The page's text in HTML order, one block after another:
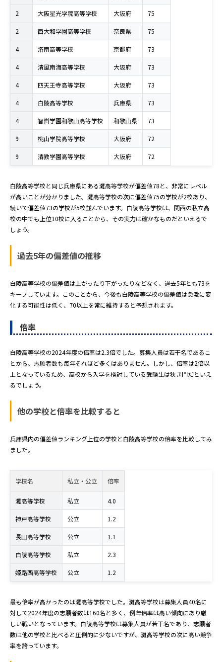
2 大阪星光学院高等学校 大阪府 75
2 西大和学園高等学校 奈良県 75
4 洛南高等学校 京都府 73
4 清風南海高等学校 大阪府 73
4 四天王寺高等学校 大阪府 73
4 白陵高等学校 兵庫県 73
4 智辯学園和歌山高等学校 和歌山県 73
9 桃山学院高等学校 大阪府 72
9 清教学園高等学校 大阪府 72
白陵高等学校と同じ兵庫県にある灘高等学校が偏差値78と、非常にレベル
が高いことが分かりました。灘高等学校の次に偏差値75の学校が2校あり、
続いて偏差値73の学校が5校並んでいます。白陵高等学校は、関西の私立高
校の中でも上位10校に入ることから、その実力は確かなものだといえるで
しょう。
過去5年の偏差値の推移
白陵高等学校の偏差値は上がったり下がったりなどなく、過去5年とも73を
キープしています。このことから、今後も白陵高等学校の偏差値は急激に変
化する可能性は低く、70以上を常に維持すると予想されます。
倍率
白陵高等学校の2024年度の倍率は2.3倍でした。募集人員は若干名であるこ
とから、志願者数も毎年それほど多くはありません。しかし、倍率は2倍以
上となっているため、高校から入学を検討している受験生は狭き門だといえ
るでしょう。
他の学校と倍率を比較すると
兵庫県内の偏差値ランキング上位の学校と白陵高等学校の倍率を比較してみ
ました。
学校名 私立・公立 倍率
灘高等学校 私立 4.0
神戸高等学校 公立 1.2
長田高等学校 公立 1.1
白陵高等学校 私立 2.3
姫路西高等学校 公立 1.2
最も倍率が高かったのは灘高等学校でした。灘高等学校は募集人員40名に
対して2024年度の志願者数は160名と多く、例年倍率は高い傾向にあり厳
しい戦いとなっています。白陵高等学校は募集人員が若干名であり、志願者
数は他の学校と比べると圧倒的に少ないですが、灘高等学校の次に高い競争
率を誇っています。